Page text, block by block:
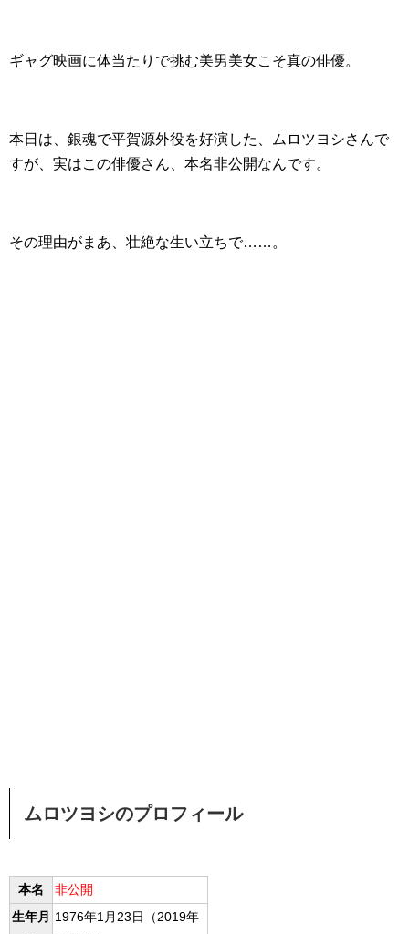
ギャグ映画に体当たりで挑む美男美女こそ真の俳優。
本日は、銀魂で平賀源外役を好演した、ムロツヨシさんで
すが、実はこの俳優さん、本名非公開なんです。
その理由がまあ、壮絶な生い立ちで……。
ムロツヨシのプロフィール
本名
非公開
生年月
1976年1月23日（2019年